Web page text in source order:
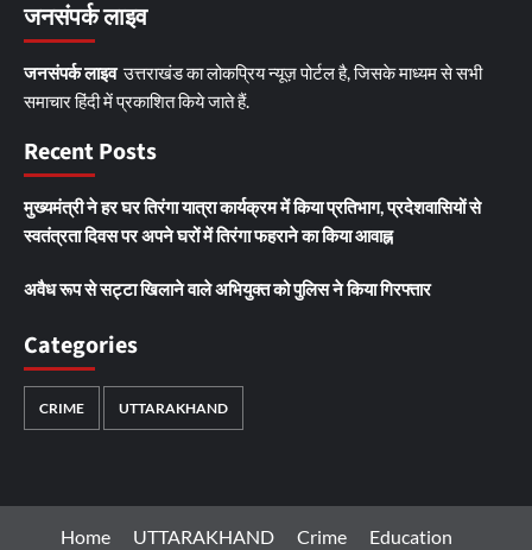
जनसंपर्क लाइव
जनसंपर्क लाइवउत्तराखंड का लोकप्रिय न्यूज़ पोर्टल है, जिसके माध्यम से सभी
समाचार हिंदी में प्रकाशित किये जाते हैं.
Recent Posts
मुख्यमंत्री ने हर घर तिरंगा यात्रा कार्यक्रम में किया प्रतिभाग, प्रदेशवासियों से
स्वतंत्रता दिवस पर अपने घरों में तिरंगा फहराने का किया आवाह्न
अवैध रूप से सट्टा खिलाने वाले अभियुक्त को पुलिस ने किया गिरफ्तार
Categories
CRIME UTTARAKHAND
Home UTTARAKHAND Crime
Education